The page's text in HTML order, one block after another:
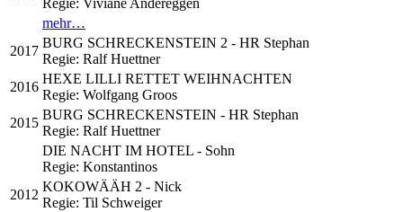
Regie: Viviane Andereggen
mehr…
2017
BURG SCHRECKENSTEIN 2 - HR Stephan
Regie: Ralf Huettner
2016
HEXE LILLI RETTET WEIHNACHTEN
Regie: Wolfgang Groos
2015
BURG SCHRECKENSTEIN - HR Stephan
Regie: Ralf Huettner
DIE NACHT IM HOTEL - Sohn
Regie: Konstantinos
2012
KOKOWÄÄH 2 - Nick
Regie: Til Schweiger